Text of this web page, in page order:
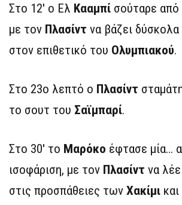
Στο 12′ ο Ελ Κααμπί σούταρε από
με τον Πλασίντ να βάζει
στον επιθετικό του Ολυμπιακού.
Στο 23ο λεπτό ο Πλασίντ
το σουτ του Σαϊμπαρί.
Στο 30′ το Μαρόκο έφτασε μία…
ισοφάριση, με τον Πλασίντ να
στις προσπάθειες των Χακίμι και